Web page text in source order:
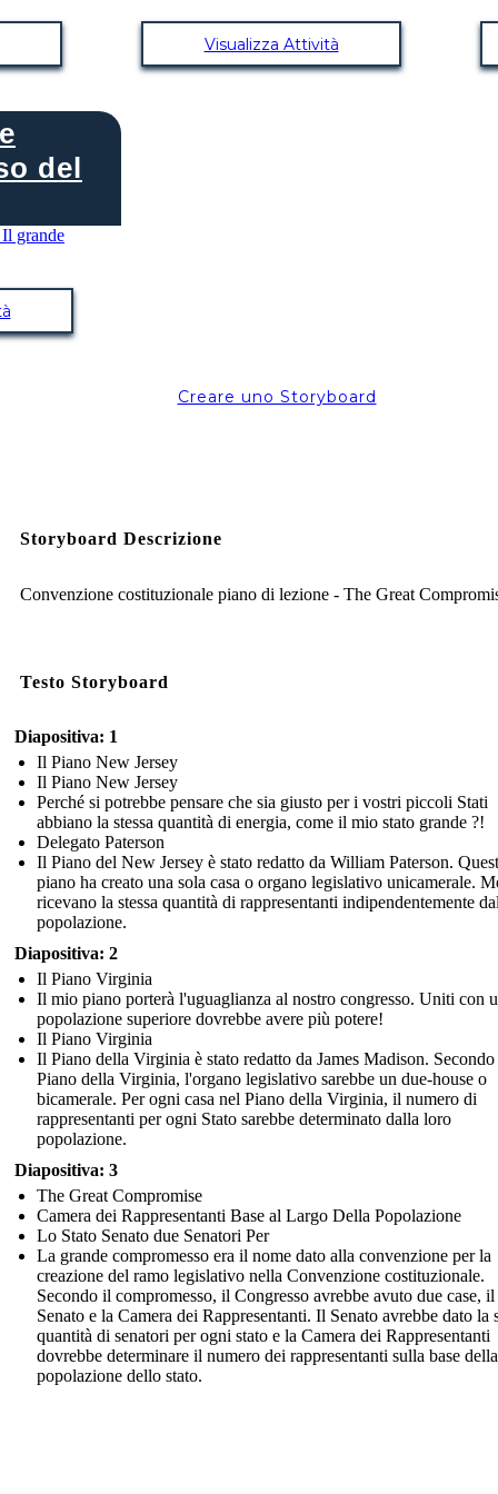
Visualizza Attività
del
Creare uno Storyboard
Storyboard Descrizione
Convenzione costituzionale piano di lezione - The Great
Testo Storyboard
Diapositiva: 1
Il Piano New Jersey
Il Piano New Jersey
Perché si potrebbe pensare che sia giusto per i vostri piccoli Stati
abbiano la stessa quantità di energia, come il mio stato grande ?!
Delegato Paterson
Il Piano del New Jersey è stato redatto da William Paterson.
piano ha creato una sola casa o organo legislativo unicamerale.
ricevano la stessa quantità di rappresentanti indipendentemente
popolazione.
Diapositiva: 2
Il Piano Virginia
Il mio piano porterà l'uguaglianza al nostro congresso. Uniti con
popolazione superiore dovrebbe avere più potere!
Il Piano Virginia
Il Piano della Virginia è stato redatto da James Madison.
Piano della Virginia, l'organo legislativo sarebbe un due-house o
bicamerale. Per ogni casa nel Piano della Virginia, il numero di
rappresentanti per ogni Stato sarebbe determinato dalla loro
popolazione.
Diapositiva: 3
The Great Compromise
Camera dei Rappresentanti Base al Largo Della Popolazione
Lo Stato Senato due Senatori Per
La grande compromesso era il nome dato alla convenzione per la
creazione del ramo legislativo nella Convenzione costituzionale.
Secondo il compromesso, il Congresso avrebbe avuto due case, il
Senato e la Camera dei Rappresentanti. Il Senato avrebbe dato la
quantità di senatori per ogni stato e la Camera dei Rappresentanti
dovrebbe determinare il numero dei rappresentanti sulla base della
popolazione dello stato.